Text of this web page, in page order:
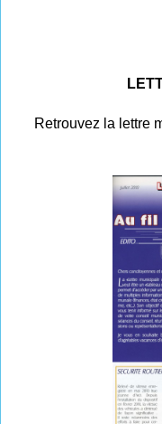
Retrouvez la lettre